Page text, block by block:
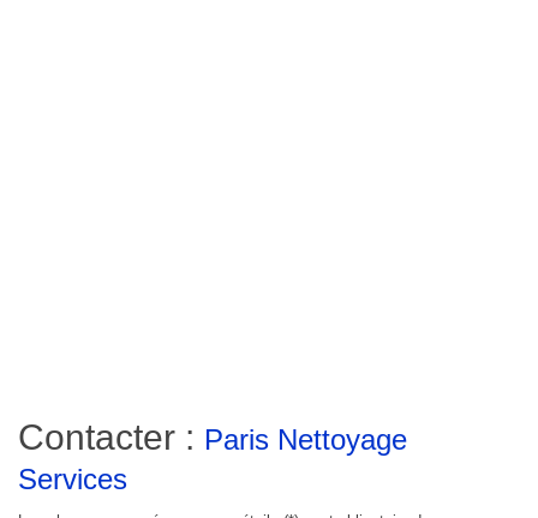
Contacter : Paris Nettoyage
Services